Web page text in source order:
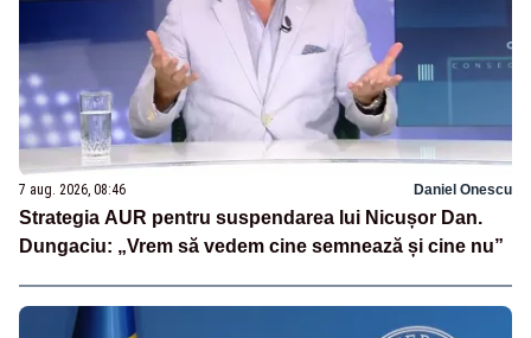
7 aug. 2026, 08:46 Daniel Onescu
Strategia AUR pentru suspendarea lui Nicușor Dan.
Dungaciu: „Vrem să vedem cine semnează și cine nu”